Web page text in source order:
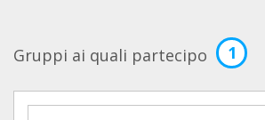
Gruppi ai quali partecipo 1